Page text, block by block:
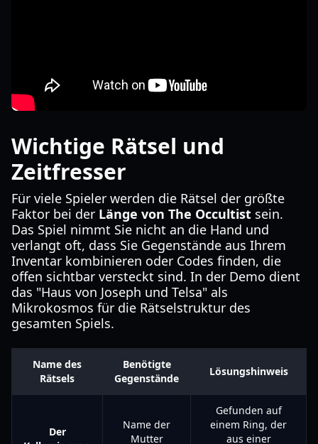
Wichtige Rätsel und
Zeitfresser
Für viele Spieler werden die Rätsel der größte
Faktor bei der Länge von The Occultist sein.
Das Spiel nimmt Sie nicht an die Hand und
verlangt oft, dass Sie Gegenstände aus Ihrem
Inventar kombinieren oder Codes finden, die
offen sichtbar versteckt sind. In der Demo dient
das "Haus von Joseph und Telsa" als
Mikrokosmos für die Rätselstruktur des
gesamten Spiels.
Name des
Rätsels
Benötigte
Gegenstände
Lösungshinweis
Der
Name der
Mutter
Gefunden auf
einem Ring, der
aus einer